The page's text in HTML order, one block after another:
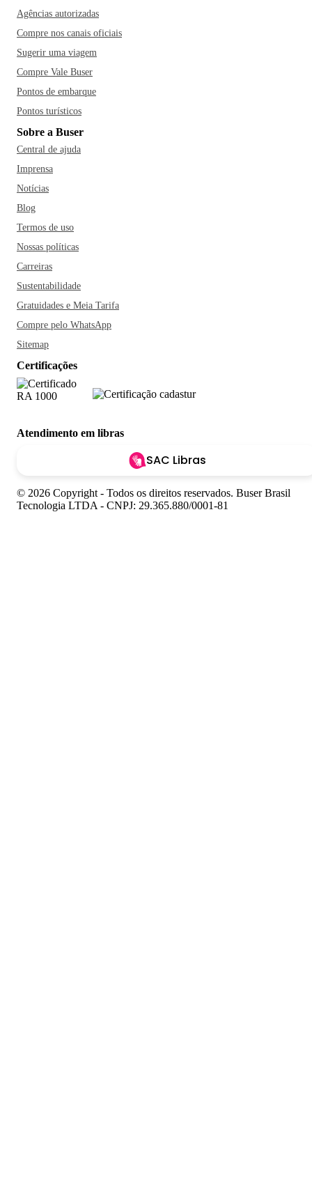
Agências autorizadas
Compre nos canais oficiais
Sugerir uma viagem
Compre Vale Buser
Pontos de embarque
Pontos turísticos
Sobre a Buser
Central de ajuda
Imprensa
Notícias
Blog
Termos de uso
Nossas políticas
Carreiras
Sustentabilidade
Gratuidades e Meia Tarifa
Compre pelo WhatsApp
Sitemap
Certificações
Atendimento em libras
SAC Libras
© 2026 Copyright - Todos os direitos reservados. Buser Brasil
Tecnologia LTDA - CNPJ: 29.365.880/0001-81